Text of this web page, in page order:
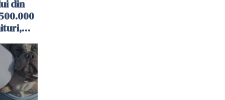
din